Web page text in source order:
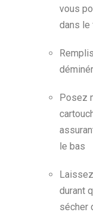
vous
dans le
Posez
le bas
durant
sécher